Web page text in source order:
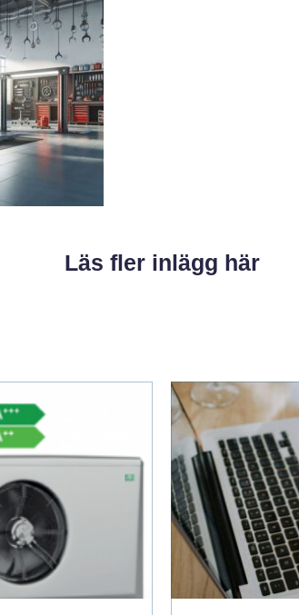
Läs fler inlägg här